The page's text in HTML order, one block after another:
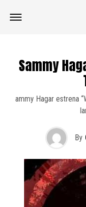
Sammy
ammy Hagar estrena
By